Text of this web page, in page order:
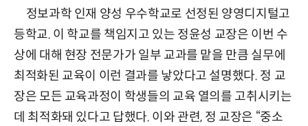
정보과학 인재 양성 우수학교로 선정된 양영디지털고
등학교. 이 학교를 책임지고 있는 정윤성 교장은 이번 수
상에 대해 현장 전문가가 일부 교과를 맡을 만큼 실무에
최적화된 교육이 이런 결과를 낳았다고 설명했다. 정 교
장은 모든 교육과정이 학생들의 교육 열의를 고취시키는
데 최적화돼 있다고 답했다. 이와 관련, 정 교장은 “중소